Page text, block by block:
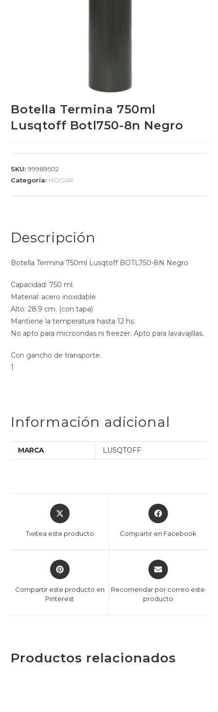
Botella Termina 750ml
Lusqtoff Botl750-8n Negro
SKU:99989502
Categoría: HOGAR.
Descripción
Botella Termina 750ml Lusqtoff BOTL750-8N Negro
Capacidad: 750 ml.
Material: acero inoxidable
Alto: 28.9 cm. (con tapa)
Mantiene la temperatura hasta 12 hs.
No apto para microondas ni freezer. Apto para lavavajillas.
Con gancho de transporte.
1
Información adicional
MARCA LUSQTOFF
Twitea este producto Compartir en Facebook
Compartir este producto en
Pinterest
Recomendar por correo este
producto
Productos relacionados